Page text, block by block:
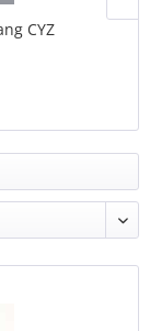
CYZ